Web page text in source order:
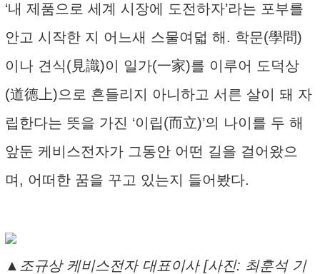
‘내 제품으로 세계 시장에 도전하자’라는 포부를
안고 시작한 지 어느새 스물여덟 해. 학문(學問)
이나 견식(見識)이 일가(一家)를 이루어 도덕상
(道德上)으로 흔들리지 아니하고 서른 살이 돼 자
립한다는 뜻을 가진 ‘이립(而立)’의 나이를 두 해
앞둔 케비스전자가 그동안 어떤 길을 걸어왔으
며, 어떠한 꿈을 꾸고 있는지 들어봤다.
▲조규상 케비스전자 대표이사 [사진: 최훈석 기